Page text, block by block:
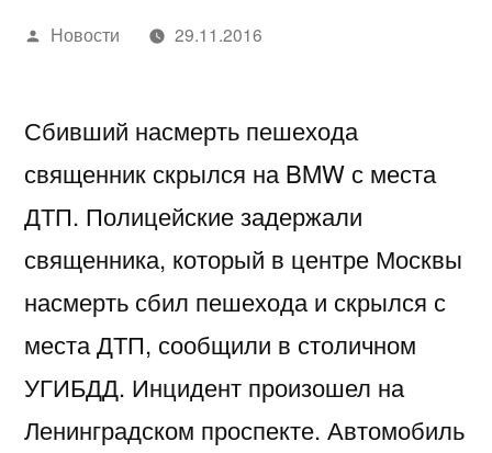
Написано
Новости 29.11.2016
Сбивший насмерть пешехода
священник скрылся на BMW с места
ДТП. Полицейские задержали
священника, который в центре Москвы
насмерть сбил пешехода и скрылся с
места ДТП, сообщили в столичном
УГИБДД. Инцидент произошел на
Ленинградском проспекте. Автомобиль